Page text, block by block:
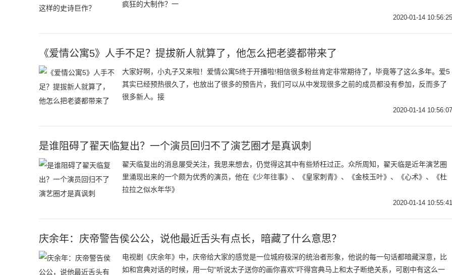
疯狂的大制作？一
2020-01-14 10:56:25
《爱情公寓5》人手不足？提拔新人就算了，他怎么把老婆都带来了
大家好啊，小丸子又来啦！爱情公寓5终于开播啦!相信很多粉丝肯定非常期待了，毕竟等了这么多年。爱5
其实已经预热很久了，也放出了很多的预告片，我们可以从中发现很多之前的成员都没有参加，反而多了
很多新人。接
2020-01-14 10:56:07
是谁阻碍了翟天临复出？一个演员回归不了演艺圈才是真讽刺
翟天临复出的消息屡受关注，我思来想去，仍觉得这其中有些矫枉过正。众所周知，翟天临是近年演艺圈
里涌现出来的一个颇为优秀的演员，他在《少年往事》、《皇家刺青》、《金枝玉叶》、《心术》、《杜
拉拉之似水年华》
2020-01-14 10:55:41
庆余年：庆帝警告侯公公，说他最近舌头有点长，暗藏了什么意思？
电视剧《庆余年》中，庆帝给大家的感觉是一位城府极深的统治者形象，他说的每一句话都暗藏深意，比
如和宫典对话的时候，用一句“听说太子送你的画你喜欢”吓得宫典马上和太子断绝关系，可剧中有这么一